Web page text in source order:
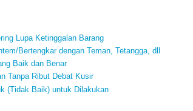
Lupa Ketinggalan Barang
Bertengkar dengan Teman, Tetangga, dll
Baik dan Benar
Tanpa Ribut Debat Kusir
(Tidak Baik) untuk Dilakukan